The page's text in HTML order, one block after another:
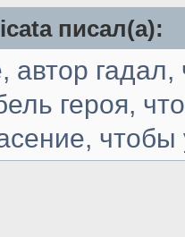
писал(а):
автор гадал,
героя,
чтобы